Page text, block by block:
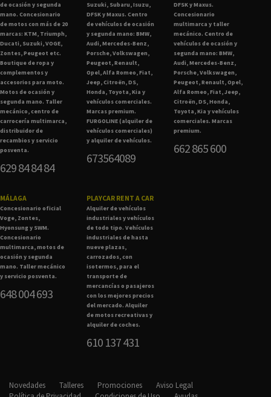
de ocasión y segunda
mano. Concesionario
de motos con más de 20
marcas: KTM, Triumph,
Ducati, Suzuki, VOGE,
Zontes, Peugeot etc.
Boutique de ropa y
complementos y
accesorios para moto.
Motos de ocasión y
segunda mano. Taller
mecánico, centro de
carrocería multimarca,
distribuidor de
recambios y servicio
posventa.
629 84 84 84
Suzuki, Subaru, Isuzu,
DFSK y Maxus. Centro
de vehículos de ocasión
y segunda mano: BMW,
Audi, Mercedes-Benz,
Porsche, Volkswagen,
Peugeot, Renault,
Opel, Alfa Romeo, Fiat,
Jeep, Citroën, DS,
Honda, Toyota, Kia y
vehículos comerciales.
Marcas premium.
FURGOLINE (alquiler de
vehículos comerciales)
y alquiler de vehículos.
673564089
DFSK y Maxus.
Concesionario
multimarca y taller
mecánico. Centro de
vehículos de ocasión y
segunda mano: BMW,
Audi, Mercedes-Benz,
Porsche, Volkswagen,
Peugeot, Renault, Opel,
Alfa Romeo, Fiat, Jeep,
Citroën, DS, Honda,
Toyota, Kia y vehículos
comerciales. Marcas
premium.
662 865 600
MÁLAGA
Concesionario oficial
Voge, Zontes,
Hyonsung y SWM.
Concesionario
multimarca, motos de
ocasión y segunda
mano. Taller mecánico
y servicio posventa.
648 004 693
PLAYCAR RENT A CAR
Alquiler de vehículos
industriales y vehículos
de todo tipo. Vehículos
industriales de hasta
nueve plazas,
carrozados, con
isotermos, para el
transporte de
mercancías o pasajeros
con los mejores precios
del mercado. Alquiler
de motos recreativas y
alquiler de coches.
610 137 431
Novedades Talleres Promociones
Aviso Legal